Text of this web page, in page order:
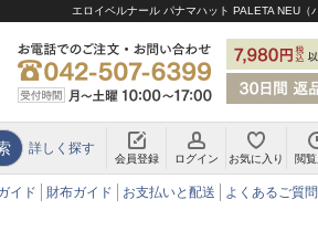
エロイベルナール パナマハット PALETA NEU（
詳しく探す
会員登録 ログイン お気に入り 閲
イド 財布ガイド お支払いと配送 よくあるご質問